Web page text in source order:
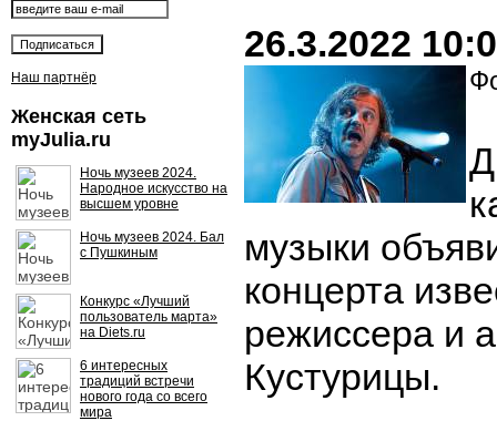
Наш партнёр
Женская сеть
myJulia.ru
Ночь музеев 2024.
Народное искусство на
высшем уровне
Ночь музеев 2024. Бал
с Пушкиным
Конкурс «Лучший
пользователь марта»
на Diets.ru
6 интересных
традиций встречи
нового года со всего
мира
26.3.2022
музыки
концерта
режиссера и
Кустурицы.